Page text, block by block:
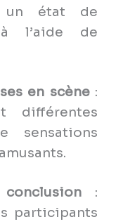
un état de
l’aide de
en scène:
différentes
sensations
:
participants